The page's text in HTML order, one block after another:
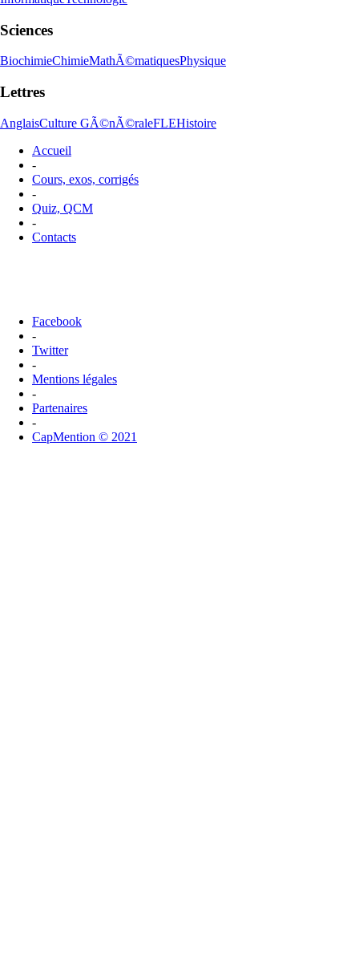
Sciences
BiochimieChimieMathÃ©matiquesPhysique
Lettres
AnglaisCulture GÃ©nÃ©raleFLEHistoire
Accueil
-
Cours, exos, corrigés
-
Quiz, QCM
-
Contacts
Facebook
-
Twitter
-
Mentions légales
-
Partenaires
-
CapMention © 2021